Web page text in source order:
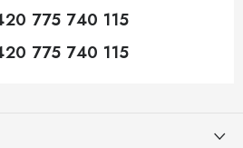
775 740 115
775 740 115